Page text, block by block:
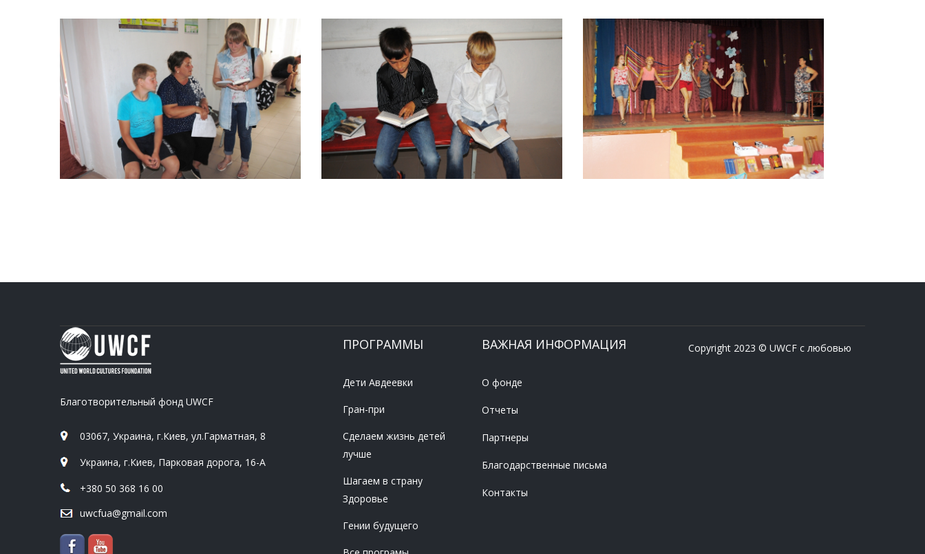
Благотворительный фонд UWCF
03067, Украина, г.Киев, ул.Гарматная, 8
Украина, г.Киев, Парковая дорога, 16-А
+380 50 368 16 00
uwcfua@gmail.com
ПРОГРАММЫ
Дети Авдеевки
Гран-при
Сделаем жизнь детей
лучше
Шагаем в страну
Здоровье
Гении будущего
ВАЖНАЯ ИНФОРМАЦИЯ
О фонде
Отчеты
Партнеры
Благодарственные письма
Контакты
Copyright 2023 © UWCF с любовью